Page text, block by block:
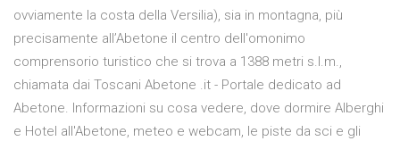
ovviamente la costa della Versilia), sia in montagna, più
precisamente all’Abetone il centro dell'omonimo
comprensorio turistico che si trova a 1388 metri s.l.m.,
chiamata dai Toscani Abetone .it - Portale dedicato ad
Abetone. Informazioni su cosa vedere, dove dormire Alberghi
e Hotel all'Abetone, meteo e webcam, le piste da sci e gli